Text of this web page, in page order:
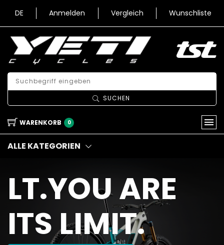
DE Anmelden Vergleich Wunschliste
SUCHEN
WARENKORB 0
ALLE KATEGORIEN
LT.YOU ARE
ITS LIMIT.